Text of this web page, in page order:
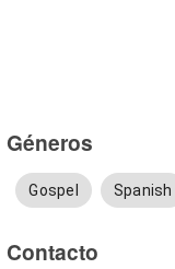
Géneros
Gospel Spanish
Contacto